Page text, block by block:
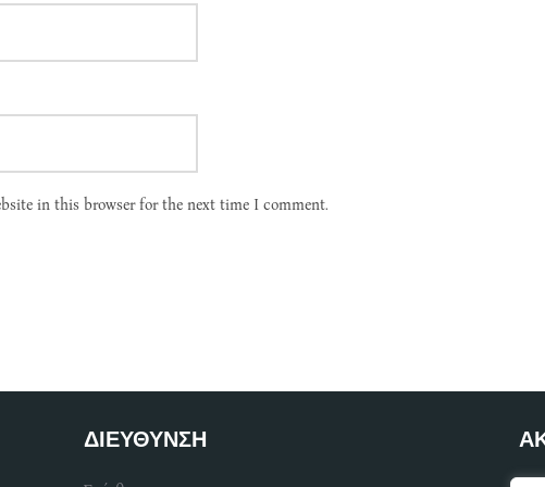
in this browser for the next time I comment.
ΔΙΕΥΘΥΝΣΗ